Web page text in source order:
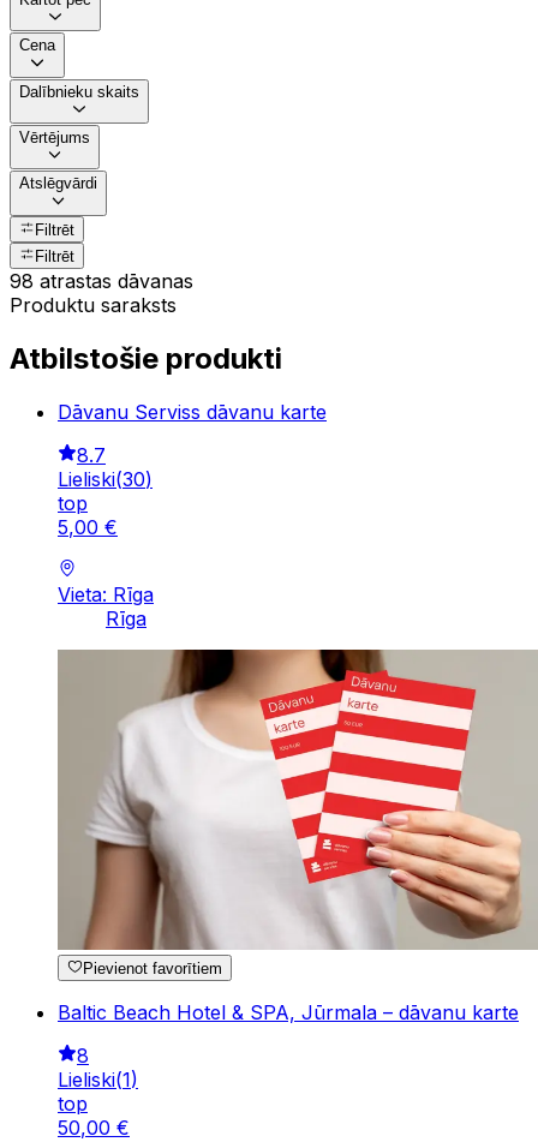
Cena
Dalībnieku skaits
Vērtējums
Atslēgvārdi
Filtrēt
Filtrēt
98 atrastas dāvanas
Produktu saraksts
Atbilstošie produkti
Dāvanu Serviss dāvanu karte
8.7
Lieliski(30)
top
5,00 €
Vieta: Rīga
Rīga
Pievienot favorītiem
Baltic Beach Hotel & SPA, Jūrmala – dāvanu karte
8
Lieliski(1)
top
50,00 €